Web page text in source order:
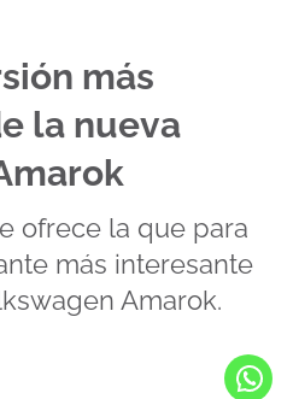
más
la nueva
ofrece la que para
más interesante
Amarok.